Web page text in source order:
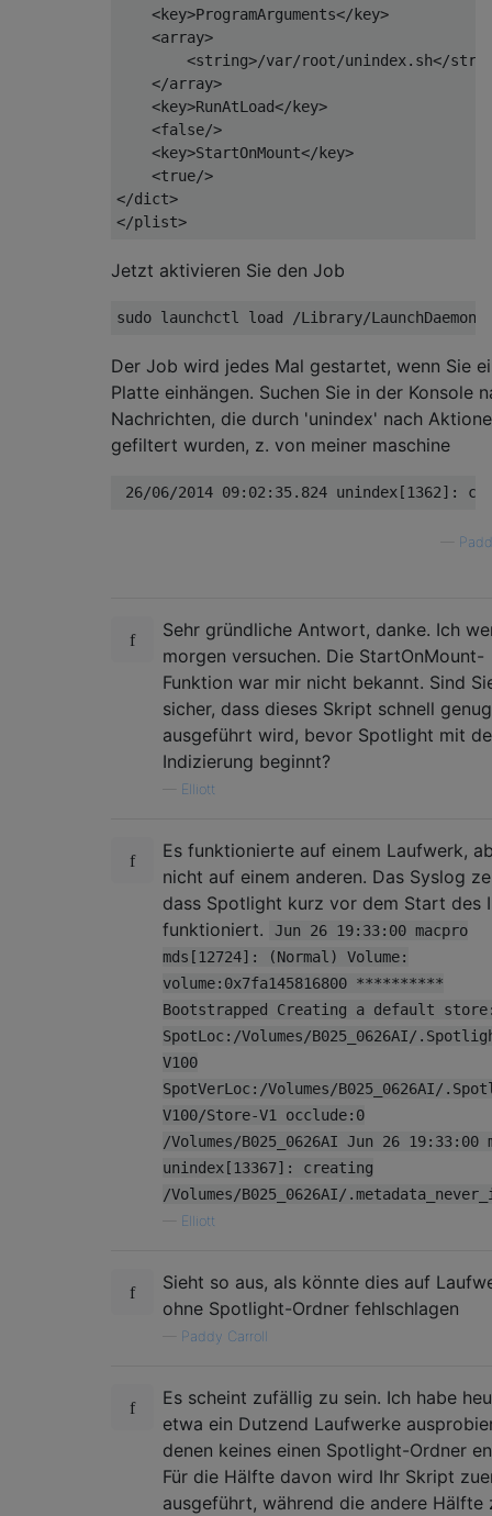
    <key>ProgramArguments</key>
    <array>
<string>/var/root/unindex.sh</
    </array>
    <key>RunAtLoad</key>
    <false/>
    <key>StartOnMount</key>
    <true/>
</dict>
Jetzt aktivieren Sie den Job
Der Job wird jedes Mal gestartet, wenn Sie
Platte einhängen. Suchen Sie in der Konsole
Nachrichten, die durch 'unindex' nach
gefiltert wurden, z. von meiner maschine
Sehr gründliche Antwort, danke. Ich
morgen versuchen. Die StartOnMount-
Funktion war mir nicht bekannt. Sind
sicher, dass dieses Skript schnell genug
ausgeführt wird, bevor Spotlight mit
Indizierung beginnt?
Elliott
Es funktionierte auf einem Laufwerk,
nicht auf einem anderen. Das Syslog
dass Spotlight kurz vor dem Start des
funktioniert.
Jun 26 19:33:00 macpro
mds[12724]: (Normal) Volume:
volume:0x7fa145816800 **********
Bootstrapped Creating a default
SpotLoc:/Volumes/B025_0626AI/
V100
SpotVerLoc:/Volumes/B025_0626AI/
V100/Store-V1 occlude:0
/Volumes/B025_0626AI Jun 26 19:33:00
unindex[13367]: creating
/Volumes/B025_0626AI/
Elliott
Sieht so aus, als könnte dies auf
ohne Spotlight-Ordner fehlschlagen
Paddy Carroll
Es scheint zufällig zu sein. Ich habe
etwa ein Dutzend Laufwerke
denen keines einen Spotlight-Ordner
Für die Hälfte davon wird Ihr Skript
ausgeführt, während die andere Hälfte